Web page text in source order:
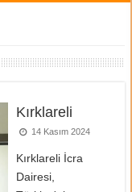
Kırklareli
14 Kasım 2024
Kırklareli İcra
Dairesi,